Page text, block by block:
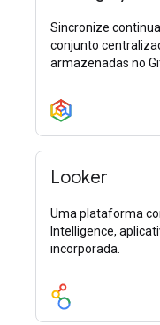
Sincronize
conjunto
armazenadas no
Looker
Uma plataforma
Intelligence,
incorporada.